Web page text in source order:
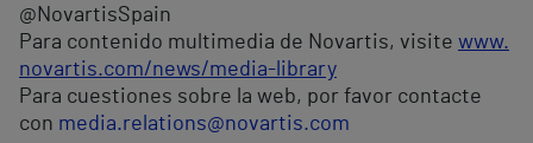
@NovartisSpain
Para contenido multimedia de Novartis, visite www.
novartis.com/news/media-library
Para cuestiones sobre la web, por favor contacte
con media.relations@novartis.com